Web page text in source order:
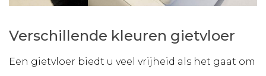
Verschillende kleuren gietvloer
Een gietvloer biedt u veel vrijheid als het gaat om